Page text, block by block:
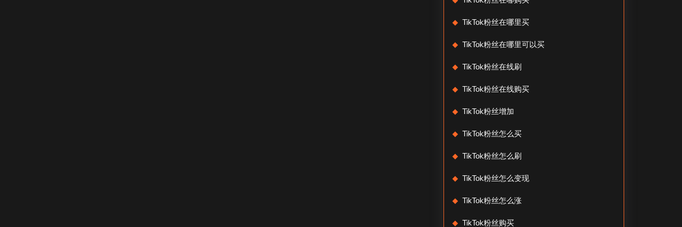
TikTok粉丝在哪里买
TikTok粉丝在哪里可以买
TikTok粉丝在线刷
TikTok粉丝在线购买
TikTok粉丝增加
TikTok粉丝怎么买
TikTok粉丝怎么刷
TikTok粉丝怎么变现
TikTok粉丝怎么涨
TikTok粉丝购买